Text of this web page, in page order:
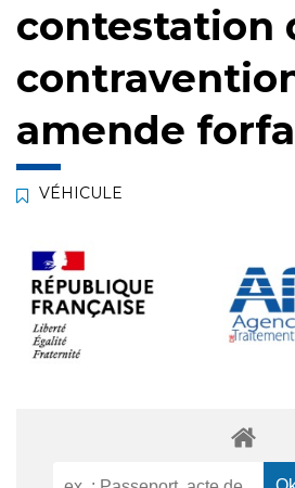
contestation
amende
VÉHICULE